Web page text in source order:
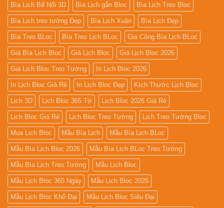
Bìa Lịch Bế Nổi 3D Bìa Lịch gắn Bloc Bìa Lịch Treo Bloc
Bìa Lịch treo tường Đẹp Bìa Lịch Xuân Bìa Lịch Đẹp
Bìa Treo BLoc Bìa Treo Lịch BLoc Gia Công Bìa Lịch BLoc
Giá Bìa Lịch Bloc Giá Lịch Bloc Giá Lịch Bloc 2026
Giá Lịch Bloc Treo Tường In Lịch Bloc 2026
In Lịch Bloc Giá Rẻ In Lịch Bloc Đẹp Kích Thước Lịch Bloc
Lịch 3D Lịch Bloc 365 Tờ Lịch Bloc 2026 Giá Rẻ
Lịch Bloc Giá Rẻ Lịch Bloc Treo Tường Lịch Treo Tường Bloc
Mua Lich Bloc Mẫu Bìa Lịch Mẫu Bìa Lịch BLoc
Mẫu Bìa Lịch Bloc 2026 Mẫu Bìa Lịch BLoc Treo Tường
Mẫu Bìa Lịch Treo Tường Mẫu Lịch Bloc
Mẫu Lịch Bloc 365 Ngày Mẫu Lịch Bloc 2026
Mẫu Lịch Bloc Khổ Đại Mẫu Lịch Bloc Siêu Đại